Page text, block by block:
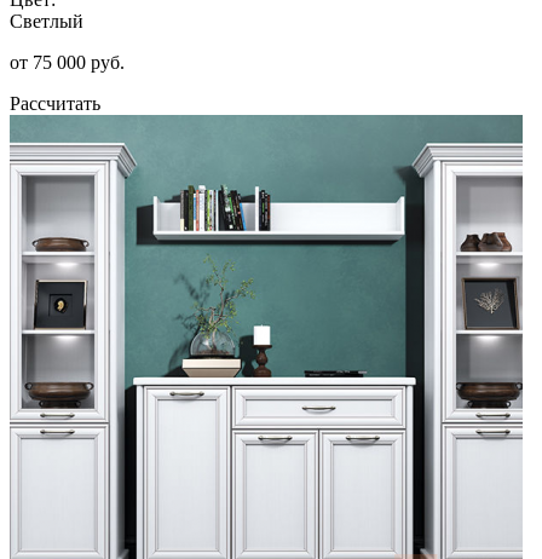
Светлый
от 75 000 руб.
Рассчитать